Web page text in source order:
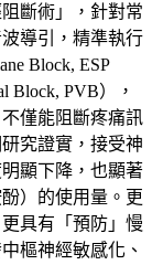
斷術」，針對常
導引，精準執行
Block, ESP
Block, PVB），
僅能阻斷疼痛訊
究證實，接受神
顯下降，也顯著
）的使用量。更
具有「預防」慢
樞神經敏感化、